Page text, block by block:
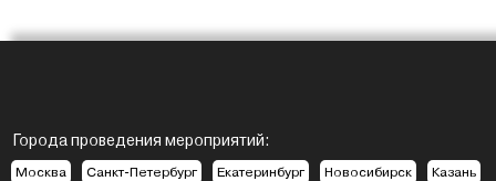
Города проведения мероприятий:
Москва Санкт-Петербург Екатеринбург Новосибирск Казань